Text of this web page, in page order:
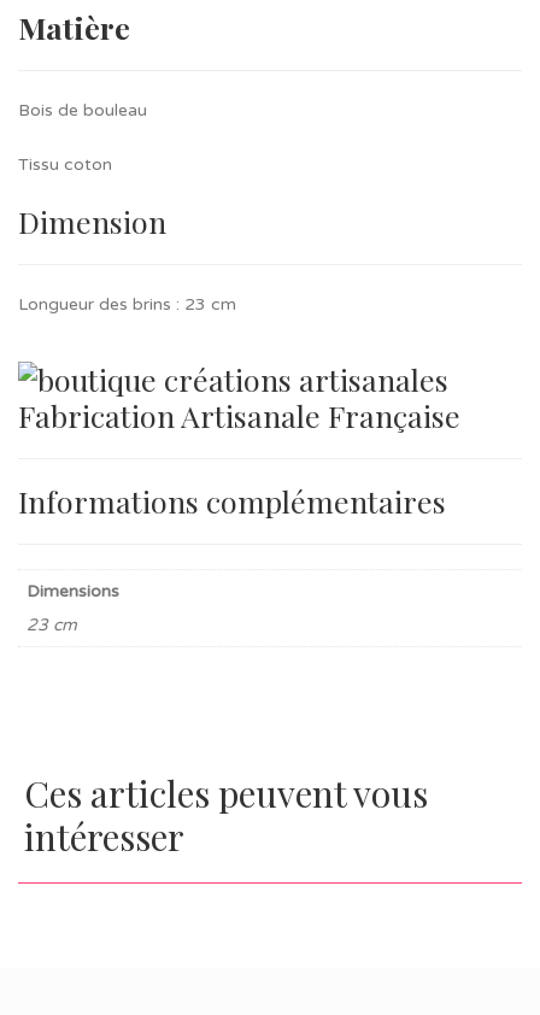
Matière
Bois de bouleau
Tissu coton
Dimension
Longueur des brins : 23 cm
Fabrication Artisanale Française
Informations complémentaires
Dimensions
23 cm
Ces articles peuvent vous
intéresser